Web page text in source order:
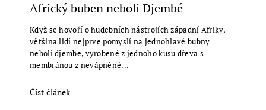
Africký buben neboli Djembé
Když se hovoří o hudebních nástrojích západní Afriky,
většina lidí nejprve pomyslí na jednohlavé bubny
neboli djembe, vyrobené z jednoho kusu dřeva s
membránou z nevápněné...
Číst článek